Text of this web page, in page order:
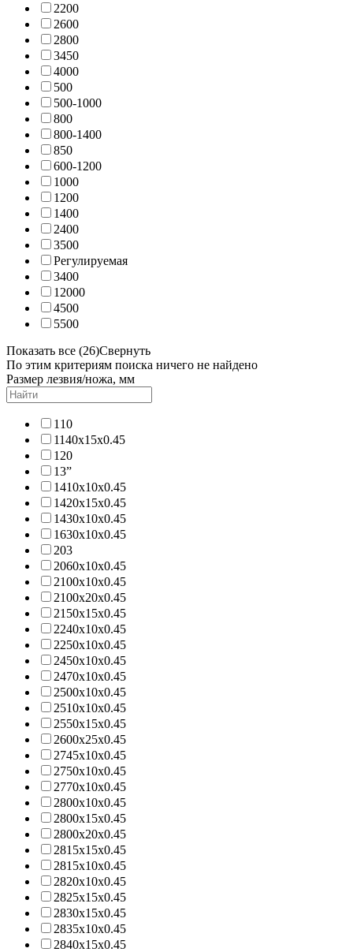
2200
2600
2800
3450
4000
500
500-1000
800
800-1400
850
600-1200
1000
1200
1400
2400
3500
Регулируемая
3400
12000
4500
5500
Показать все (26)Свернуть
По этим критериям поиска ничего не найдено
Размер лезвия/ножа, мм
110
1140х15х0.45
120
13”
1410х10х0.45
1420х15х0.45
1430х10х0.45
1630х10х0.45
203
2060х10х0.45
2100х10х0.45
2100х20х0.45
2150х15х0.45
2240x10x0.45
2250х10х0.45
2450х10х0.45
2470х10х0.45
2500х10х0.45
2510х10х0.45
2550х15х0.45
2600х25х0.45
2745х10х0.45
2750х10х0.45
2770х10х0.45
2800х10х0.45
2800х15х0.45
2800х20х0.45
2815x15х0.45
2815х10х0.45
2820х10х0.45
2825х15х0.45
2830х15х0.45
2835х10х0.45
2840х15х0.45